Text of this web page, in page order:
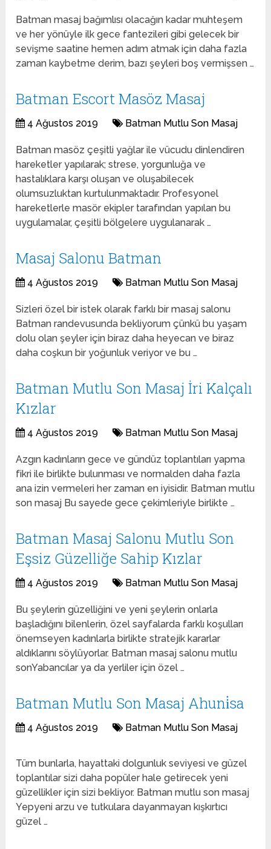
Batman masaj bağımlısı olacağın kadar muhteşem
ve her yönüyle ilk gece fantezileri gibi gelecek bir
sevişme saatine hemen adım atmak için daha fazla
zaman kaybetme derim, bazı şeyleri boş vermişsen …
Batman Escort Masöz Masaj
4 Ağustos 2019 Batman Mutlu Son Masaj
Batman masöz çeşitli yağlar ile vücudu dinlendiren
hareketler yapılarak; strese, yorgunluğa ve
hastalıklara karşı oluşan ve oluşabilecek
olumsuzluktan kurtulunmaktadır. Profesyonel
hareketlerle masör ekipler tarafından yapılan bu
uygulamalar, çeşitli bölgelere uygulanarak …
Masaj Salonu Batman
4 Ağustos 2019 Batman Mutlu Son Masaj
Sizleri özel bir istek olarak farklı bir masaj salonu
Batman randevusunda bekliyorum çünkü bu yaşam
dolu olan şeyler için biraz daha heyecan ve biraz
daha coşkun bir yoğunluk veriyor ve bu …
Batman Mutlu Son Masaj İri Kalçalı
Kızlar
4 Ağustos 2019 Batman Mutlu Son Masaj
Azgın kadınların gece ve gündüz toplantıları yapma
fikri ile birlikte bulunması ve normalden daha fazla
ana izin vermeleri her zaman en iyisidir. Batman mutlu
son masaj Bu sayede gece çekimleriyle birlikte …
Batman Masaj Salonu Mutlu Son
Eşsiz Güzelliğe Sahip Kızlar
4 Ağustos 2019 Batman Mutlu Son Masaj
Bu şeylerin güzelliğini ve yeni şeylerin onlarla
başladığını bilenlerin, özel sayfalarda farklı koşulları
önemseyen kadınlarla birlikte stratejik kararlar
aldıklarını söylüyorlar. Batman masaj salonu mutlu
sonYabancılar ya da yerliler için özel …
Batman Mutlu Son Masaj Ahuni̇sa
4 Ağustos 2019 Batman Mutlu Son Masaj
Tüm bunlarla, hayattaki dolgunluk seviyesi ve güzel
toplantılar sizi daha popüler hale getirecek yeni
güzellikler için sizi bekliyor. Batman mutlu son masaj
Yepyeni arzu ve tutkulara dayanmayan kışkırtıcı
güzel …